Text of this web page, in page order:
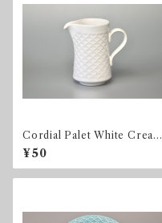
Cordial Palet White Cream
er
¥50